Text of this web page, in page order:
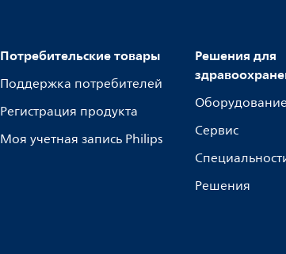
Потребительские товары
Поддержка потребителей
Регистрация продукта
Моя учетная запись Philips
Решения для
Оборудование
Сервис
Решения